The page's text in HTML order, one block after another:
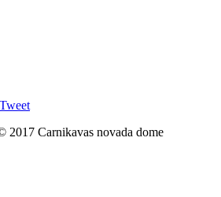
2017 Carnikavas novada dome